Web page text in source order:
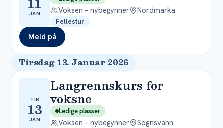
JAN Voksen – nybegynner Nordmarka
Fellestur
Meld på
Tirsdag 13. Januar 2026
TIR
13
JAN
Langrennskurs for
voksne
Ledige plasser
Voksen – nybegynner Sognsvann